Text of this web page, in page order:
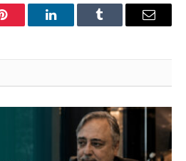
Pinterest LinkedInTumblr Email